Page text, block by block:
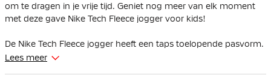
om te dragen in je vrije tijd. Geniet nog meer van elk moment
met deze gave Nike Tech Fleece jogger voor kids!
De Nike Tech Fleece jogger heeft een taps toelopende pasvorm.
Bij de bovenbenen zit hij ruim en vanaf de knie loopt hij taps
Lees meer